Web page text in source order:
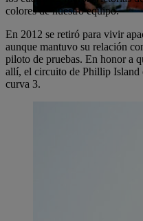
colores de nuestro equipo.
En 2012 se retiró para vivir
aunque mantuvo su relación
piloto de pruebas. En honor a
allí, el circuito de Phillip Island
curva 3.